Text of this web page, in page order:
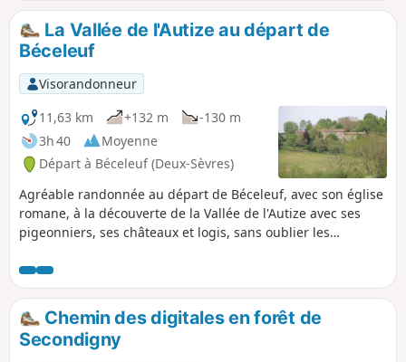
La Vallée de l'Autize au départ de
Béceleuf
Visorandonneur
11,63 km
+132 m
-130 m
3h 40
Moyenne
Départ à Béceleuf (Deux-Sèvres)
Agréable randonnée au départ de Béceleuf, avec son église
romane, à la découverte de la Vallée de l'Autize avec ses
pigeonniers, ses châteaux et logis, sans oublier les
patrimoine et en nature, comme le Chêne de Pouzay. Au fil
de la promenade, ne pas manquer d'observer les barrières
de Gâtine, témoins du passé.
Chemin des digitales en forêt de
Secondigny